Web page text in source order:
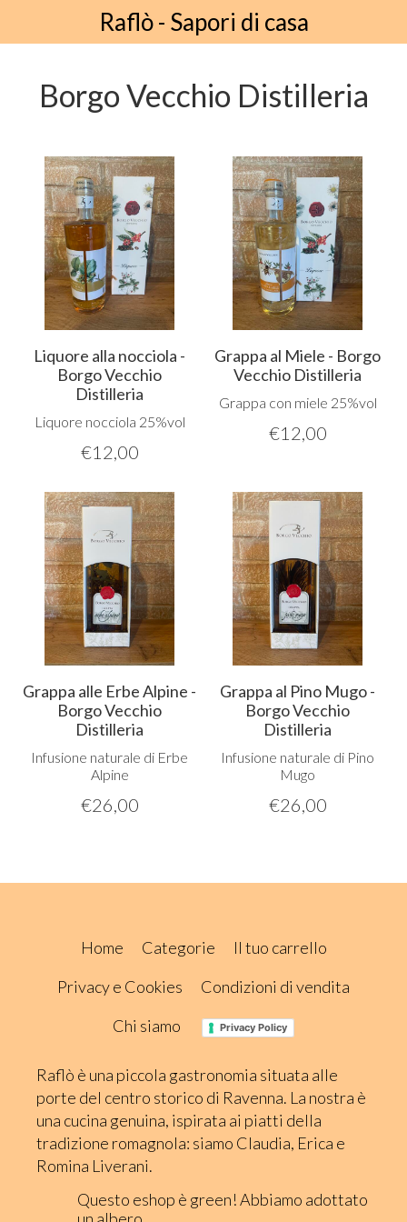
Raflò - Sapori di casa
Borgo Vecchio Distilleria
Liquore alla nocciola -
Borgo Vecchio
Distilleria
Liquore nocciola 25%vol
€12,00
Grappa al Miele - Borgo
Vecchio Distilleria
Grappa con miele 25%vol
€12,00
Grappa alle Erbe Alpine -
Borgo Vecchio
Distilleria
Infusione naturale di Erbe
Alpine
€26,00
Grappa al Pino Mugo -
Borgo Vecchio
Distilleria
Infusione naturale di Pino
Mugo
€26,00
Home Categorie
Il tuo carrello
Privacy e Cookies
Condizioni di vendita
Chi siamo
Privacy Policy
Raflò è una piccola gastronomia situata alle
porte del centro storico di Ravenna. La nostra è
una cucina genuina, ispirata ai piatti della
tradizione romagnola: siamo Claudia, Erica e
Romina Liverani.
Questo eshop è green! Abbiamo adottato